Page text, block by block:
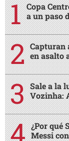
Copa
a un paso
Capturan
en asalto
Sale a la
Vozinha:
¿Por qué
Messi